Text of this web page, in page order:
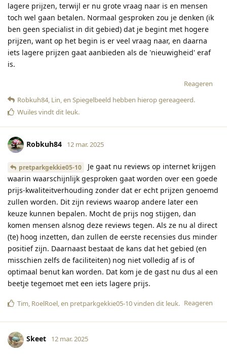
lagere prijzen, terwijl er nu grote vraag naar is en mensen
toch wel gaan betalen. Normaal gesproken zou je denken (ik
ben geen specialist in dit gebied) dat je begint met hogere
prijzen, want op het begin is er veel vraag naar, en daarna
iets lagere prijzen gaat aanbieden als de 'nieuwigheid' eraf
is.
Reageren
Robkuh84, Lin, en Spiegelbeeld hebben hierop gereageerd.
Wuilesvindt dit leuk.
Robkuh84 12 mar. 2025
pretparkgekkie05-10
Je gaat nu reviews op internet krijgen
waarin waarschijnlijk gesproken gaat worden over een goede
prijs-kwaliteitverhouding zonder dat er echt prijzen genoemd
zullen worden. Dit zijn reviews waarop andere later een
keuze kunnen bepalen. Mocht de prijs nog stijgen, dan
komen mensen alsnog deze reviews tegen. Als ze nu al direct
(te) hoog inzetten, dan zullen de eerste recensies dus minder
positief zijn. Daarnaast bestaat de kans dat het gebied (en
misschien zelfs de faciliteiten) nog niet volledig af is of
optimaal benut kan worden. Dat kom je de gast nu dus al een
beetje tegemoet met een iets lagere prijs.
Reageren
Tim RoelRoel , en pretparkgekkie05-10vinden dit leuk.
Skeet 12 mar. 2025